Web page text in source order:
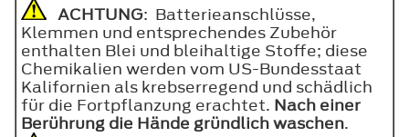
ACHTUNG: Batterieanschlüsse,
Klemmen und entsprechendes Zubehör
enthalten Blei und bleihaltige Stoffe; diese
Chemikalien werden vom US-Bundesstaat
Kalifornien als krebserregend und schädlich
für die Fortpflanzung erachtet. Nach einer
Berührung die Hände gründlich waschen.